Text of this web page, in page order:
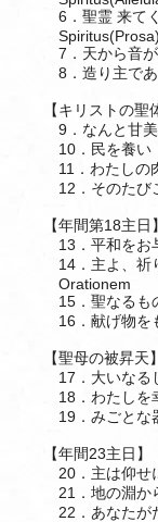
6．聖霊 来て
Spiritus(Prosa)
7．天から音
8．造り主で
【キリストの
9．なんと甘
10．民を養
11．わたし
12．そのた
【年間第18主
13．平和を
14．主よ、
Orationem
15．聖なる
16．献げ物
【聖母の被昇
17．大いな
18．わたし
19．みごと
【年間23主日
20．主は仰
21．地の淵
22．あなた